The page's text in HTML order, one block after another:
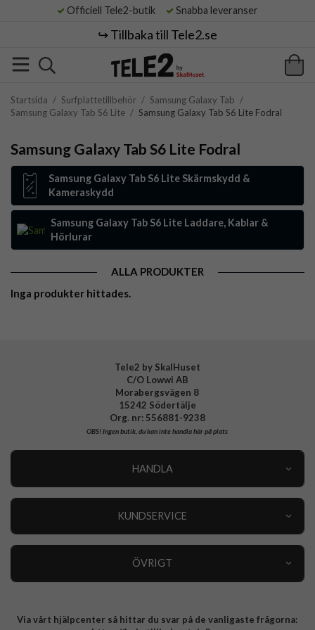
Officiell Tele2-butik Snabba leveranser
↪️ Tillbaka till Tele2.se
Startsida / Surfplattetillbehör / Samsung Galaxy Tab /
Samsung Galaxy Tab S6 Lite / Samsung Galaxy Tab S6 Lite Fodral
Samsung Galaxy Tab S6 Lite Fodral
Samsung Galaxy Tab S6 Lite Skärmskydd &
Kameraskydd
Samsung Galaxy Tab S6 Lite Laddare, Kablar &
Hörlurar
ALLA PRODUKTER
Inga produkter hittades.
Tele2 by SkalHuset
C/O Lowwi AB
Morabergsvägen 8
15242 Södertälje
Org. nr: 556881-9238
OBS!Ingen butik, du kan inte handla här på plats
HANDLA
KUNDSERVICE
ÖVRIGT
Integritetspolicy
Via vårt hjälpcenter så hittar du svar på de vanligaste frågorna: